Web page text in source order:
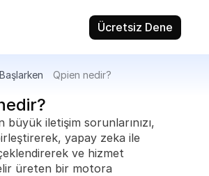
Ücretsiz Dene
Başlarken Qpien nedir?
büyük iletişim sorunlarınızı,
yapay zeka ile
ve hizmet
üreten bir motora